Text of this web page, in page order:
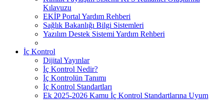
Kılavuzu
EKİP Portal Yardım Rehberi
Sağlık Bakanlığı Bilgi Sistemleri
Yazılım Destek Sistemi Yardım Rehberi
İç Kontrol
Dijital Yayınlar
İç Kontrol Nedir?
İç Kontrolün Tanımı
İç Kontrol Standartları
Ek 2025-2026 Kamu İç Kontrol Standartlarına Uyum